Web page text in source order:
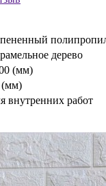
дерево
(мм)
(мм)
внутренних работ